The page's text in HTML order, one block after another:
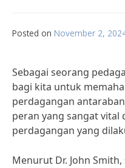
Posted on November 2,
Sebagai seorang
bagi kita untuk
perdagangan
peran yang sangat vital
perdagangan yang
Menurut Dr. John